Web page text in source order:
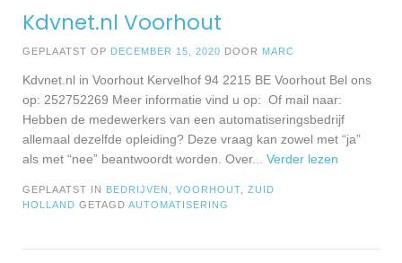
Kdvnet.nl Voorhout
GEPLAATST OP DECEMBER 15, 2020 DOOR MARC
Kdvnet.nl in Voorhout Kervelhof 94 2215 BE Voorhout Bel ons
op: 252752269 Meer informatie vind u op: Of mail naar:
Hebben de medewerkers van een automatiseringsbedrijf
allemaal dezelfde opleiding? Deze vraag kan zowel met “ja”
als met “nee” beantwoordt worden. Over... Verder lezen
GEPLAATST IN BEDRIJVEN , VOORHOUT, ZUID
HOLLAND GETAGD AUTOMATISERING